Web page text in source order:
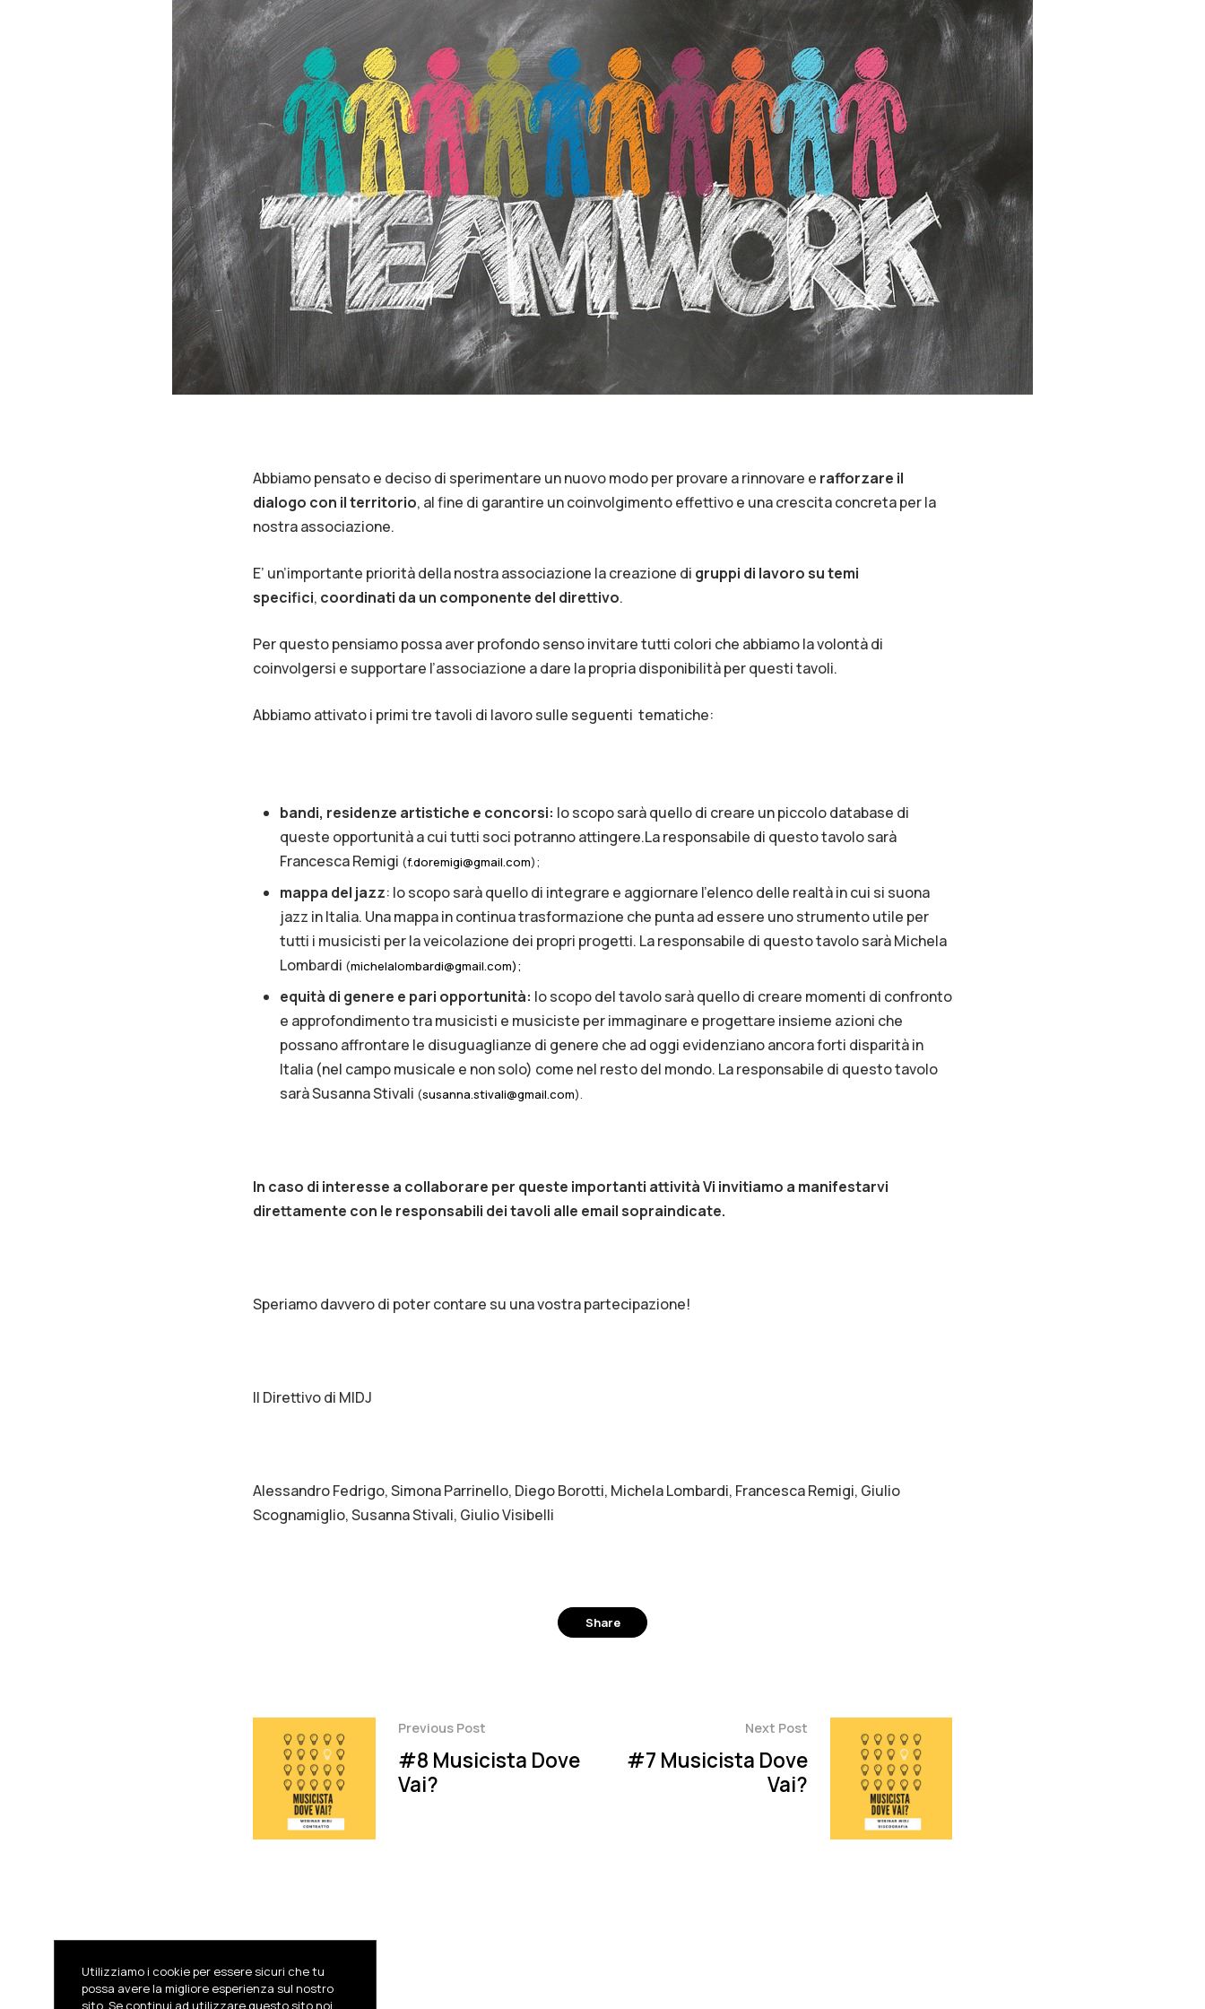
Abbiamo pensato e deciso di sperimentare un nuovo modo per provare a rinnovare e rafforzare il
dialogo con il territorio, al fine di garantire un coinvolgimento effettivo e una crescita concreta per la
nostra associazione.
E’ un’importante priorità della nostra associazione la creazione di gruppi di lavoro su temi
specifici, coordinati da un componente del direttivo.
Per questo pensiamo possa aver profondo senso invitare tutti colori che abbiamo la volontà di
coinvolgersi e supportare l’associazione a dare la propria disponibilità per questi tavoli.
Abbiamo attivato i primi tre tavoli di lavoro sulle seguenti tematiche:
bandi, residenze artistiche e concorsi: lo scopo sarà quello di creare un piccolo database di
queste opportunità a cui tutti soci potranno attingere.La responsabile di questo tavolo sarà
Francesca Remigi (f.doremigi@gmail.com);
mappa del jazz: lo scopo sarà quello di integrare e aggiornare l’elenco delle realtà in cui si suona
jazz in Italia. Una mappa in continua trasformazione che punta ad essere uno strumento utile per
tutti i musicisti per la veicolazione dei propri progetti. La responsabile di questo tavolo sarà Michela
Lombardi (michelalombardi@gmail.com);
equità di genere e pari opportunità: lo scopo del tavolo sarà quello di creare momenti di confronto
e approfondimento tra musicisti e musiciste per immaginare e progettare insieme azioni che
possano affrontare le disuguaglianze di genere che ad oggi evidenziano ancora forti disparità in
Italia (nel campo musicale e non solo) come nel resto del mondo. La responsabile di questo tavolo
sarà Susanna Stivali (susanna.stivali@gmail.com).
In caso di interesse a collaborare per queste importanti attivitàVi invitiamo a manifestarvi
direttamente con le responsabili dei tavoli alle email sopraindicate.
Speriamo davvero di poter contare su una vostra partecipazione!
Il Direttivo di MIDJ
Alessandro Fedrigo, Simona Parrinello, Diego Borotti, Michela Lombardi, Francesca Remigi, Giulio
Scognamiglio, Susanna Stivali, Giulio Visibelli
Share
Previous Post
#8 Musicista Dove
Vai?
Next Post
#7 Musicista Dove
Vai?
Utilizziamo i cookie per essere sicuri che tu
possa avere la migliore esperienza sul nostro
sito. Se continui ad utilizzare questo sito noi